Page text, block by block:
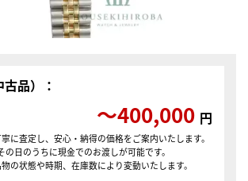
品）：
〜400,000 円
に査定し、安心・納得の価格をご案内いたします。
の日のうちに現金でのお渡しが可能です。
の状態や時期、在庫数により変動いたします。